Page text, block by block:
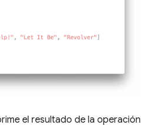
el resultado de la operación